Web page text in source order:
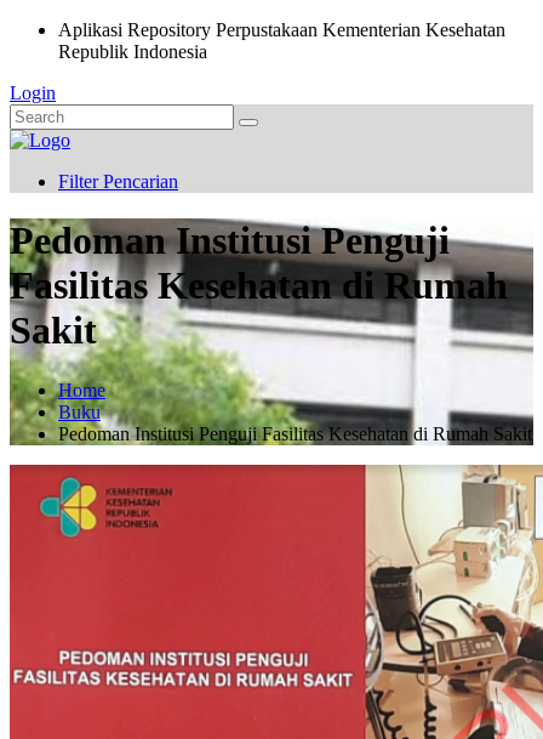
Aplikasi Repository Perpustakaan Kementerian Kesehatan
Republik Indonesia
Login
Filter Pencarian
Pedoman Institusi Penguji
Fasilitas Kesehatan di Rumah
Sakit
Home
Buku
Pedoman Institusi Penguji Fasilitas Kesehatan di Rumah Sakit